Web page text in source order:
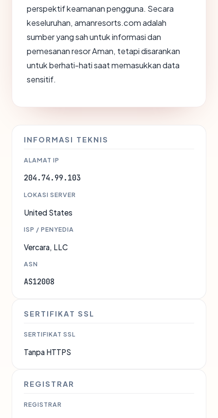
perspektif keamanan pengguna. Secara
keseluruhan, amanresorts.com adalah
sumber yang sah untuk informasi dan
pemesanan resor Aman, tetapi disarankan
untuk berhati-hati saat memasukkan data
sensitif.
INFORMASI TEKNIS
ALAMAT IP
204.74.99.103
LOKASI SERVER
United States
ISP / PENYEDIA
Vercara, LLC
ASN
AS12008
SERTIFIKAT SSL
SERTIFIKAT SSL
Tanpa HTTPS
REGISTRAR
REGISTRAR